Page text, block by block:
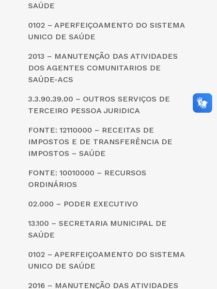
SAÚDE
0102 – APERFEIÇOAMENTO DO SISTEMA
UNICO DE SAÚDE
2013 – MANUTENÇÃO DAS ATIVIDADES
DOS AGENTES COMUNITARIOS DE
SAÚDE-ACS
3.3.90.39.00 – OUTROS SERVIÇOS DE
TERCEIRO PESSOA JURIDICA
FONTE: 12110000 – RECEITAS DE
IMPOSTOS E DE TRANSFERÊNCIA DE
IMPOSTOS – SAÚDE
FONTE: 10010000 – RECURSOS
ORDINÁRIOS
02.000 – PODER EXECUTIVO
13.100 – SECRETARIA MUNICIPAL DE
SAÚDE
0102 – APERFEIÇOAMENTO DO SISTEMA
UNICO DE SAÚDE
2016 – MANUTENÇÃO DAS ATIVIDADES